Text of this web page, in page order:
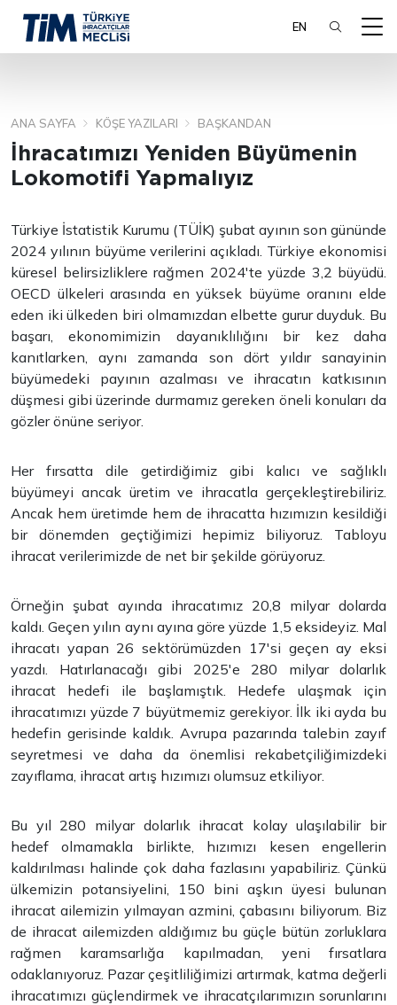
EN
ARA
ANA SAYFA KÖŞE YAZILARI BAŞKANDAN
İhracatımızı Yeniden Büyümenin
Lokomotifi Yapmalıyız
Türkiye İstatistik Kurumu (TÜİK) şubat ayının son gününde
2024 yılının büyüme verilerini açıkladı. Türkiye ekonomisi
küresel belirsizliklere rağmen 2024'te yüzde 3,2 büyüdü.
OECD ülkeleri arasında en yüksek büyüme oranını elde
eden iki ülkeden biri olmamızdan elbette gurur duyduk. Bu
başarı, ekonomimizin dayanıklılığını bir kez daha
kanıtlarken, aynı zamanda son dört yıldır sanayinin
büyümedeki payının azalması ve ihracatın katkısının
düşmesi gibi üzerinde durmamız gereken öneli konuları da
gözler önüne seriyor.
Her fırsatta dile getirdiğimiz gibi kalıcı ve sağlıklı
büyümeyi ancak üretim ve ihracatla gerçekleştirebiliriz.
Ancak hem üretimde hem de ihracatta hızımızın kesildiği
bir dönemden geçtiğimizi hepimiz biliyoruz. Tabloyu
ihracat verilerimizde de net bir şekilde görüyoruz.
Örneğin şubat ayında ihracatımız 20,8 milyar dolarda
kaldı. Geçen yılın aynı ayına göre yüzde 1,5 eksideyiz. Mal
ihracatı yapan 26 sektörümüzden 17'si geçen ay eksi
yazdı. Hatırlanacağı gibi 2025'e 280 milyar dolarlık
ihracat hedefi ile başlamıştık. Hedefe ulaşmak için
ihracatımızı yüzde 7 büyütmemiz gerekiyor. İlk iki ayda bu
hedefin gerisinde kaldık. Avrupa pazarında talebin zayıf
seyretmesi ve daha da önemlisi rekabetçiliğimizdeki
zayıflama, ihracat artış hızımızı olumsuz etkiliyor.
Bu yıl 280 milyar dolarlık ihracat kolay ulaşılabilir bir
hedef olmamakla birlikte, hızımızı kesen engellerin
kaldırılması halinde çok daha fazlasını yapabiliriz. Çünkü
ülkemizin potansiyelini, 150 bini aşkın üyesi bulunan
ihracat ailemizin yılmayan azmini, çabasını biliyorum. Biz
de ihracat ailemizden aldığımız bu güçle bütün zorluklara
rağmen karamsarlığa kapılmadan, yeni fırsatlara
odaklanıyoruz. Pazar çeşitliliğimizi artırmak, katma değerli
ihracatımızı güçlendirmek ve ihracatçılarımızın sorunlarını